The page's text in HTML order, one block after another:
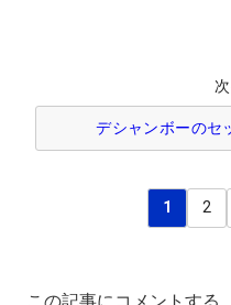
デシャンボーのセ
1 2